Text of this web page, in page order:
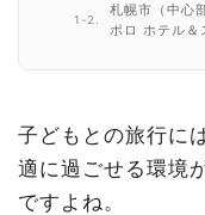
札幌市（中心
ポロ ホテル＆
留寿都村｜ル
旭川市｜
子どもとの旅行に
適に過ごせる環境
ですよね。